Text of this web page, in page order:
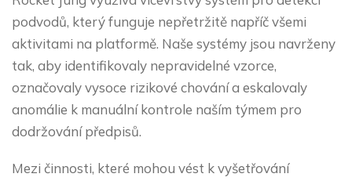
podvodů, který funguje nepřetržitě napříč všemi
aktivitami na platformě. Naše systémy jsou navrženy
tak, aby identifikovaly nepravidelné vzorce,
označovaly vysoce rizikové chování a eskalovaly
anomálie k manuální kontrole naším týmem pro
dodržování předpisů.
Mezi činnosti, které mohou vést k vyšetřování